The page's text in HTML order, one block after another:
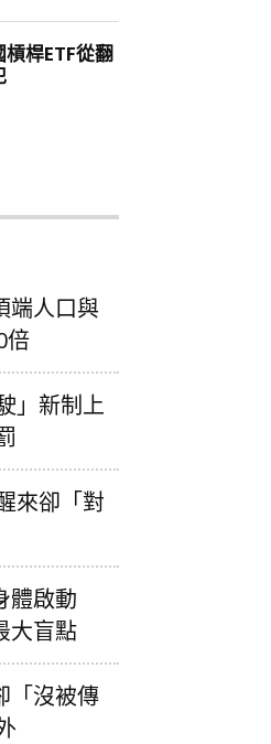
端人口與
倍
」新制上
來卻「對
體啟動
大盲點
「沒被傳